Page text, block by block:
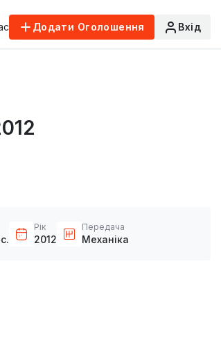
Додати Оголошення Вхід
Рік
2012
Передача
Механіка